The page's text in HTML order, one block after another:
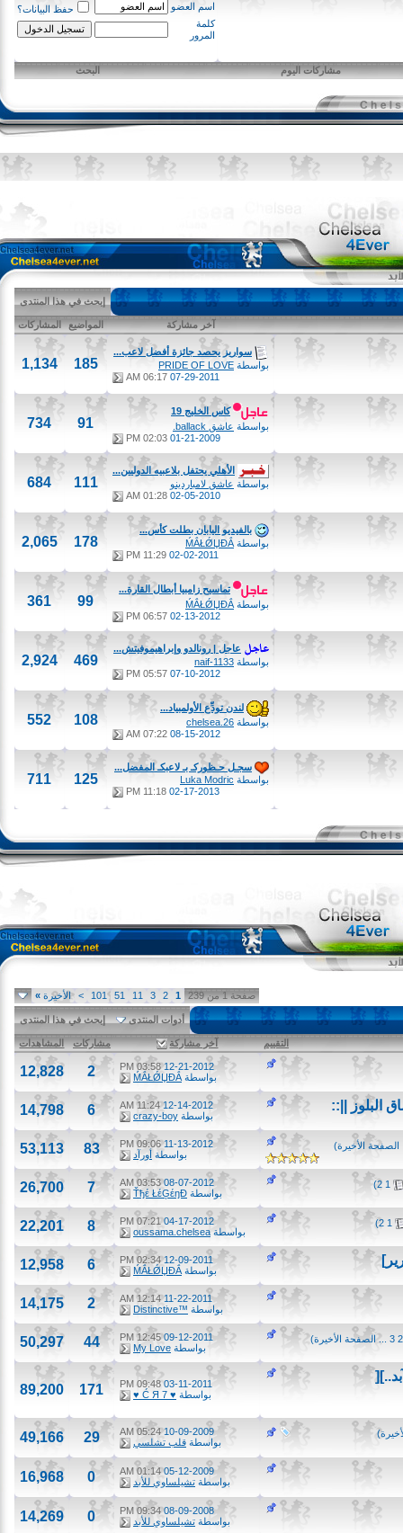
اسم العضو
حفظ البيانات؟
كلمة
المرور
مشاركات اليوم البحث
إبحث في هذا المنتدى
آخر مشاركة المواضيع المشاركات
سواريز يحصد جائزة أفضل لاعب...
بواسطةPRIDE OF LOVE
07-29-2011
06:17 AM
185
1,134
كاس الخليج 19
بواسطةعاشق ballack.
01-21-2009
02:03 PM
734
الأهلي يحتفل بلاعبيه الدوليين...
بواسطةعاشق لامباردينو
02-05-2010
01:28 AM
111
684
بالفيديو اليابان بطلت كأس...
بواسطةḾẮŁǾЏĐẮ
02-02-2011
11:29 PM
178
2,065
تماسيح زامبيا أبطال القارة...
بواسطةḾẮŁǾЏĐẮ
02-13-2012
06:57 PM
361
عاجل | رونالدو وإبراهيموفيتش...
بواسطةnaif-1133
07-10-2012
05:57 PM
469
2,924
لندن تودِّع الأولمبياد...
بواسطةchelsea.26
08-15-2012
07:22 AM
108
552
سجـل حـظوركـ بـ لاعبكـ المفضل...
بواسطةLuka Modric
02-17-2013
11:18 PM
125
711
صفحة 1 من 239 1
2
11
51
101
> الأخيرة»
أدوات المنتدى إبحث في هذا المنتدى
التقييم آخر مشاركة مشاركات المشاهدات
12-21-2012
03:58 PM
بواسطةḾẮŁǾЏĐẮ
2
12,828
||::
12-14-2012
11:24 AM
بواسطةcrazy-boy
6
14,798
الأخيرة)
11-13-2012
09:06 PM
بواسطةأورآد 83
53,113
2
)
08-07-2012
03:53 AM
بواسطةŤђέ ŁέĢέŋĐ
7
26,700
2
)
04-17-2012
07:21 PM
بواسطةoussama.chelsea
8
22,201
12-09-2011
02:34 PM
بواسطةḾẮŁǾЏĐẮ
6
12,958
11-22-2011
12:14 AM
بواسطة™Distinctive
2
14,175
الصفحة الأخيرة)
09-12-2011
12:45 PM
بواسطةMy Love
44
50,297
03-11-2011
09:48 PM
بواسطة♥ 7 Ć Я ♥
171
89,200
)
10-09-2009
05:24 AM
بواسطةقلب تشلسي 29
49,166
05-12-2009
01:14 AM
بواسطةتشيلساوي للأبد 0
16,968
08-09-2008
09:34 PM
بواسطةتشيلساوي للأبد 0
14,269